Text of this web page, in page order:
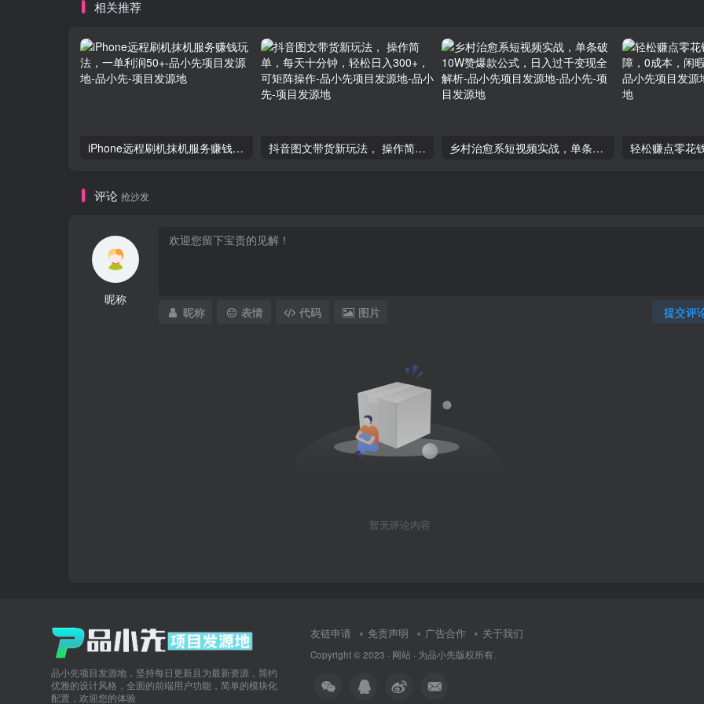
相关推荐
iPhone远程刷机抹机服务赚钱玩法，一单利润50+-品小先项目发源地 抖音图文带货新玩法， 操作简单，每天十分钟，轻松日入300+，可矩阵操作-品小先项目发源地 乡村治愈系短视频实战，单条破10W赞爆款公式，日入过千变现全解析-品小先项目发源地
评论 抢沙发
昵称
提交评
昵称 表情 代码 图片
暂无评论内容
品小先项目发源地，坚持每日更新且为最新资源，简约
优雅的设计风格，全面的前端用户功能，简单的模块化
配置，欢迎您的体验
友链申请 免责声明 广告合作 关于我们
Copyright © 2023 · 网站 · 为品小先版权所有.